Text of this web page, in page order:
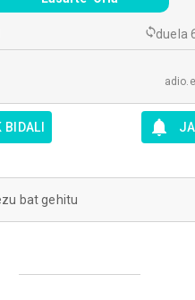
duela
BIDALI
bat gehitu